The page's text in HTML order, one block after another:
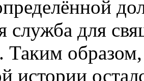
служба для
Таким
истории